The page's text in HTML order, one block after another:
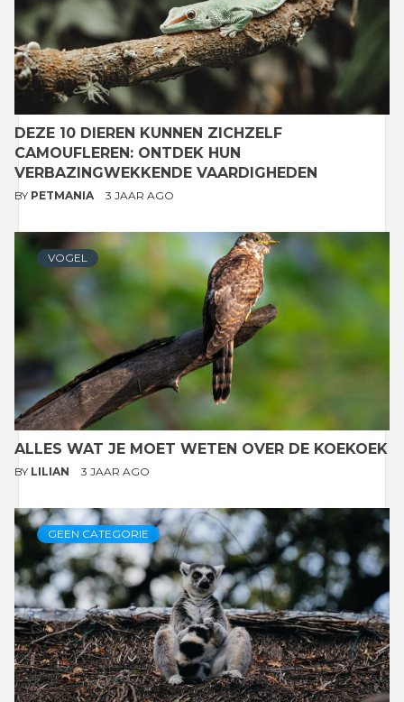
DEZE 10 DIEREN KUNNEN ZICHZELF
CAMOUFLEREN: ONTDEK HUN
VERBAZINGWEKKENDE VAARDIGHEDEN
BY PETMANIA 3 JAAR AGO
VOGEL
ALLES WAT JE MOET WETEN OVER DE KOEKOEK
BY LILIAN 3 JAAR AGO
GEEN CATEGORIE